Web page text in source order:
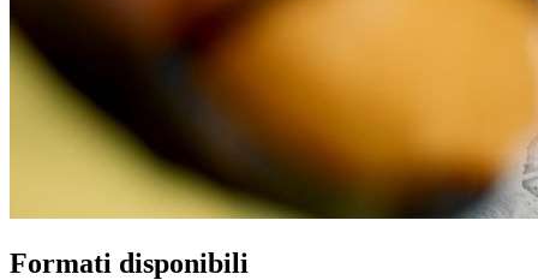
Formati disponibili